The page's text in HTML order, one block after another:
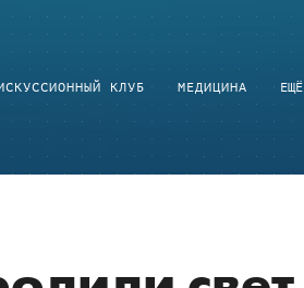
ЕЩЁ
КЛУБ МЕДИЦИНА